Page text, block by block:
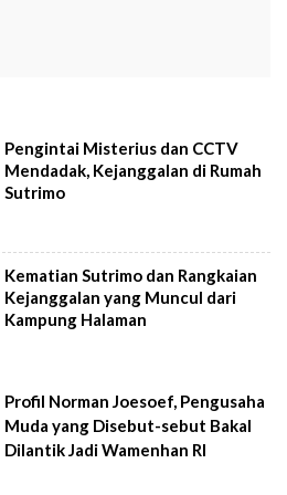
Pengintai Misterius dan CCTV
Mendadak, Kejanggalan di Rumah
Sutrimo
Kematian Sutrimo dan Rangkaian
Kejanggalan yang Muncul dari
Kampung Halaman
Profil Norman Joesoef, Pengusaha
Muda yang Disebut-sebut Bakal
Dilantik Jadi Wamenhan RI